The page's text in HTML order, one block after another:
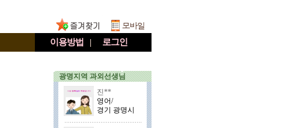
이용방법 | 로그인
광명지역 과외선생님
진**
영어/
경기 광명시